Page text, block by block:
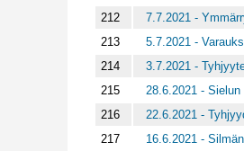
212
7.7.2021 -
213
5.7.2021 -
214
3.7.2021 -
215
28.6.2021 -
216
22.6.2021 -
217
16.6.2021 -